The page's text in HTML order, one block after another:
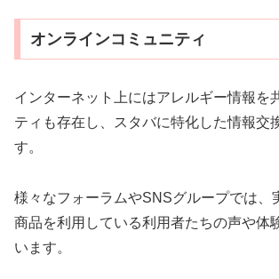
オンラインコミュニティ
インターネット上にはアレルギー情報を
ティも存在し、スタバに特化した情報交
す。
様々なフォーラムやSNSグループでは、
商品を利用している利用者たちの声や体
います。